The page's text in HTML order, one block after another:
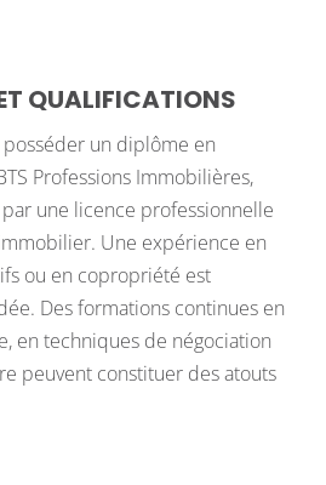
QUALIFICATIONS
un diplôme en
Professions Immobilières,
une licence professionnelle
Une expérience en
ou en copropriété est
Des formations continues en
en techniques de négociation
peuvent constituer des atouts